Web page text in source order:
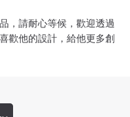
，請耐心等候，歡迎透過
歡他的設計，給他更多創